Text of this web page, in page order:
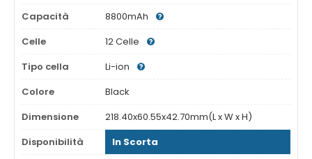
Capacità
8800mAh
Celle
12 Celle
Tipo cella
Li-ion
Colore
Black
Dimensione
218.40x60.55x42.70mm(L x W x H)
Disponibilità
In Scorta